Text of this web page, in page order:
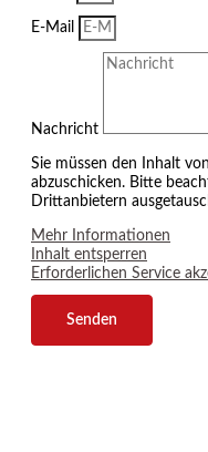
E-Mail
Nachricht
Sie müssen den Inhalt von
abzuschicken. Bitte
Drittanbietern
Mehr Informationen
Inhalt entsperren
Erforderlichen Service
Senden